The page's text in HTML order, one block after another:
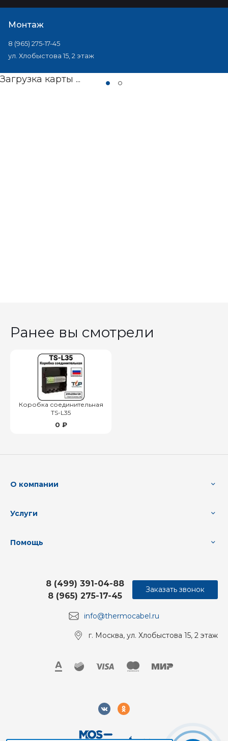
Монтаж
8 (965) 275-17-45
ул. Хлобыстова 15, 2 этаж
Загрузка карты ...
Ранее вы смотрели
Коробка соединительная
TS-L35
0 ₽
О компании
Услуги
Помощь
info@thermocabel.ru
8 (499) 391-04-88
8 (965) 275-17-45
г. Москва, ул. Хлобыстова 15, 2 этаж
Заказать звонок